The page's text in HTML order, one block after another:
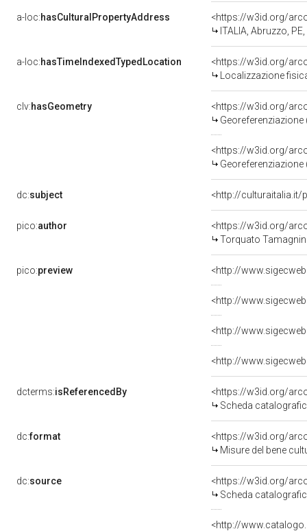
a-loc:hasCulturalPropertyAddress
<https://w3id.org/
ITALIA, Abruzzo,
a-loc:hasTimeIndexedTypedLocation
<https://w3id.org/
Localizzazione
clv:hasGeometry
<https://w3id.org/
Georeferenziazione
<https://w3id.org/
dc:subject <http://culturaitalia.it/
pico:author
<https://w3id.org/
Torquato
pico:preview <http://
<http://
<http://
<http://
dcterms:isReferencedBy
<https://w3id.org/
Scheda
dc:format
<https://w3id.org/
Misure del bene
dc:source
<https://w3id.org/
Scheda
<http://